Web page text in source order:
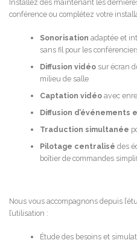
Installez dès maintenant les
conférence ou complétez votre
Sonorisation adaptée et
sans fil pour les
Diffusion vidéosur écran
milieu de salle
Captation vidéoavec
Diffusion d’événements
Traduction simultanée
Pilotage centralisé des
boîtier de commandes
Nous vous accompagnons depuis
l’utilisation :
Étude des besoins et